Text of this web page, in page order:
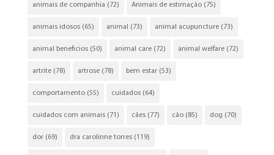
animais de companhia (72) Animais de estimação(75)
animais idosos(65) animal (73) animal acupuncture(73)
animal beneficios(50) animal care(72) animal welfare(72)
artrite(78) artrose(78) bem estar(53)
comportamento(55) cuidados(64)
cuidados com animais(71) cães(77) cão(85) dog (70)
dor(69) dra carolinne torres(119)